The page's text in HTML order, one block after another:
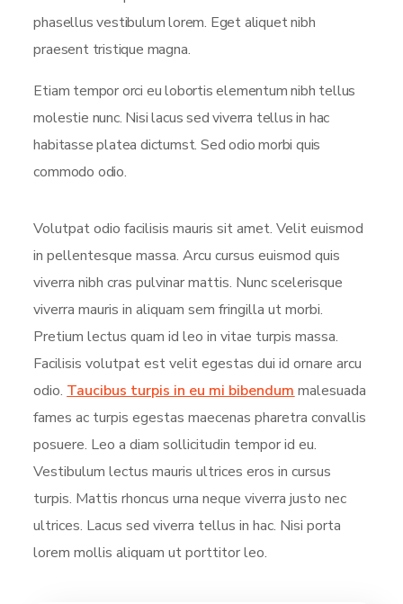
phasellus vestibulum lorem. Eget aliquet nibh
praesent tristique magna.
Etiam tempor orci eu lobortis elementum nibh tellus
molestie nunc. Nisi lacus sed viverra tellus in hac
habitasse platea dictumst. Sed odio morbi quis
commodo odio.
Volutpat odio facilisis mauris sit amet. Velit euismod
in pellentesque massa. Arcu cursus euismod quis
viverra nibh cras pulvinar mattis. Nunc scelerisque
viverra mauris in aliquam sem fringilla ut morbi.
Pretium lectus quam id leo in vitae turpis massa.
Facilisis volutpat est velit egestas dui id ornare arcu
odio. Taucibus turpis in eu mi bibendum malesuada
fames ac turpis egestas maecenas pharetra convallis
posuere. Leo a diam sollicitudin tempor id eu.
Vestibulum lectus mauris ultrices eros in cursus
turpis. Mattis rhoncus urna neque viverra justo nec
ultrices. Lacus sed viverra tellus in hac. Nisi porta
lorem mollis aliquam ut porttitor leo.